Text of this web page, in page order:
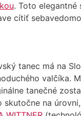
. Toto elegantné
cítiť
tanec má na
valčíka.
tanečné
skutočne na úrovni,